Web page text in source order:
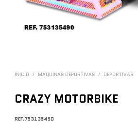
INICIO / MÁQUINAS DEPORTIVAS / DEPORTIVAS
CRAZY MOTORBIKE
REF.753135490